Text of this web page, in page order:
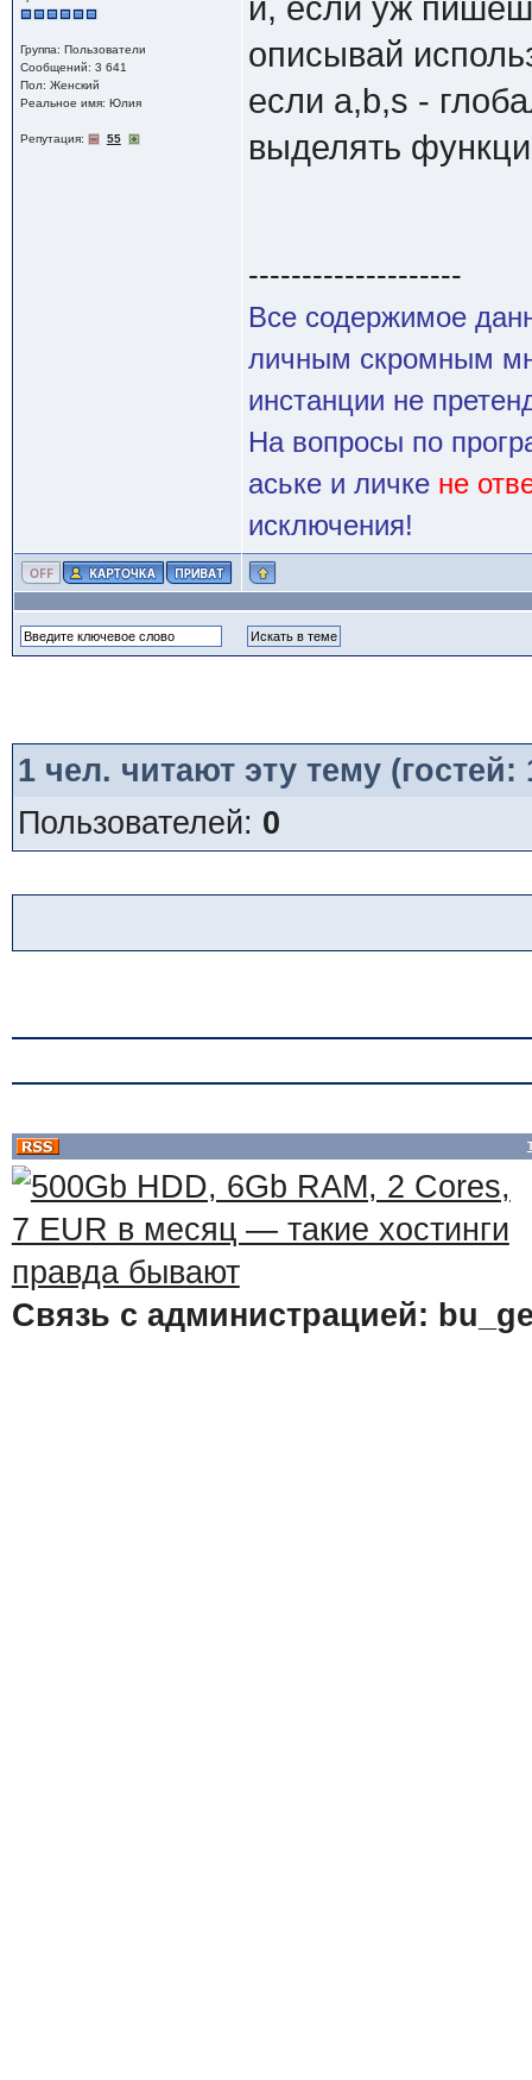
Группа: Пользователи
Сообщений: 3 641
Пол: Женский
Реальное имя: Юлия
Репутация: 55
и, если уж
описывай
если a,b,s -
выделять
--------------------
Все содержимое
личным скромным
инстанции не
На вопросы по
аське и личке не
исключения!
1чел. читают эту тему
Пользователей: 0
Связь с администрацией: